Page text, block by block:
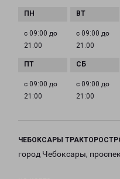
с 09:00 до
21:00
с 09:00 до
21:00
с 09:00 до
21:00
с 09:00 до
21:00
ЧЕБОКСАРЫ
город Чебоксары,